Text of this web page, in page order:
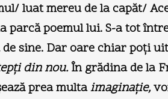
luat mereu de la capăt/
parcă poemul lui. S-a tot
sine. Dar oare chiar poţi
din nou.În grădina de la
prea multaimaginaţie,